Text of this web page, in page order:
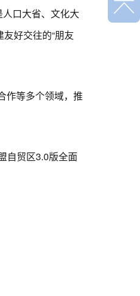
口大省、文化大
好交往的“朋友
作等多个领域，推
贸区3.0版全面